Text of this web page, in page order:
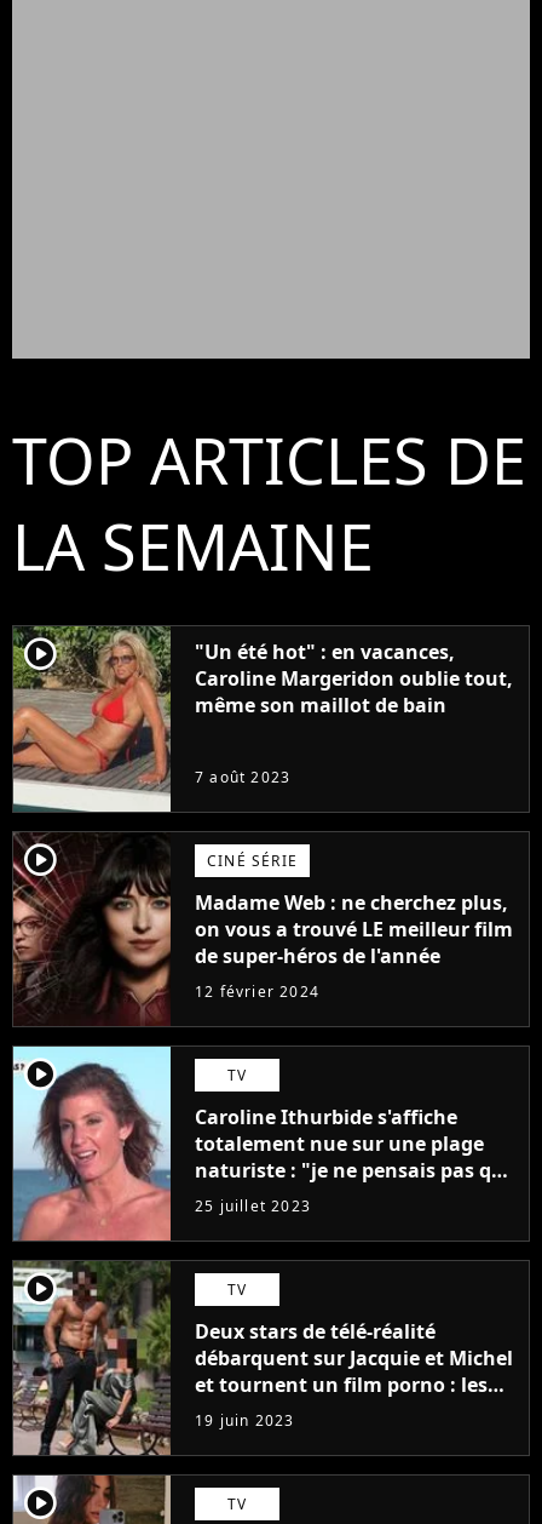
TOP ARTICLES DE
LA SEMAINE
player2
"Un été hot" : en vacances,
Caroline Margeridon oublie tout,
même son maillot de bain
7 août 2023
player2 CINÉ SÉRIE
Madame Web : ne cherchez plus,
on vous a trouvé LE meilleur film
de super-héros de l'année
12 février 2024
player2 TV
Caroline Ithurbide s'affiche
totalement nue sur une plage
naturiste : "je ne pensais pas que
j'arriverais à le faire..."
25 juillet 2023
player2 TV
Deux stars de télé-réalité
débarquent sur Jacquie et Michel
et tournent un film porno : les
premières images du tournage
(exclu)
19 juin 2023
player2 TV